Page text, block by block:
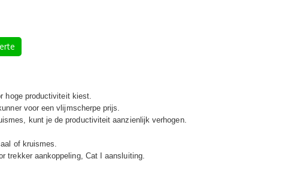
hoge productiviteit kiest.
voor een vlijmscherpe prijs.
kunt je de productiviteit aanzienlijk verhogen.
of kruismes.
trekker aankoppeling, Cat I aansluiting.